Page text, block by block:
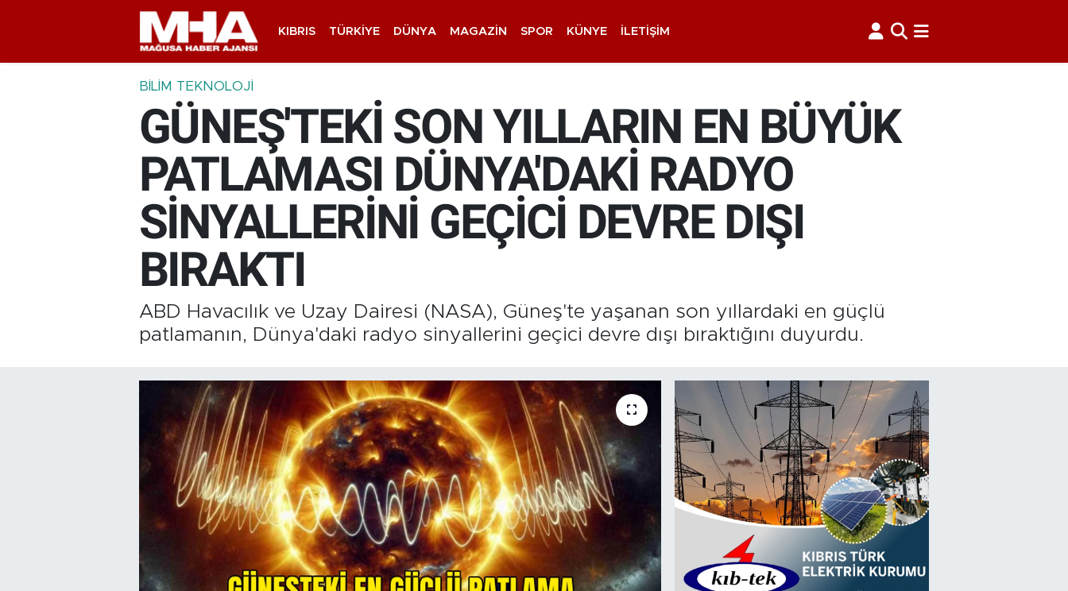
KIBRIS TÜRKIYE DÜNYA MAGAZIN SPOR KÜNYE İLETIŞIM
BILIM TEKNOLOJI
GÜNEŞ'TEKİ SON YILLARIN EN BÜYÜK
PATLAMASI DÜNYA'DAKİ RADYO
SİNYALLERİNİ GEÇİCİ DEVRE DIŞI
BIRAKTI
ABD Havacılık ve Uzay Dairesi (NASA), Güneş'te yaşanan son yıllardaki en güçlü
patlamanın, Dünya'daki radyo sinyallerini geçici devre dışı bıraktığını duyurdu.